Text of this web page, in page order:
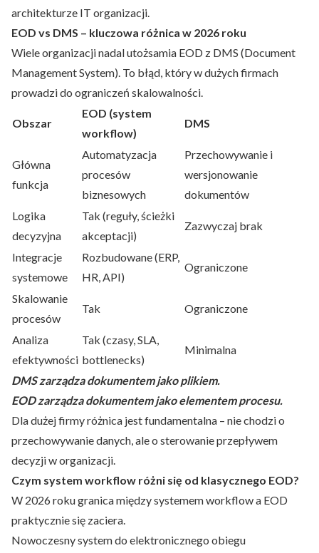
architekturze IT organizacji.
EOD vs DMS – kluczowa różnica w 2026 roku
Wiele organizacji nadal utożsamia EOD z DMS (Document
Management System). To błąd, który w dużych firmach
prowadzi do ograniczeń skalowalności.
Obszar
EOD (system
workflow)
DMS
Główna
funkcja
Automatyzacja
procesów
biznesowych
Przechowywanie i
wersjonowanie
dokumentów
Logika
decyzyjna
Tak (reguły, ścieżki
akceptacji)
Zazwyczaj brak
Integracje
systemowe
Rozbudowane (ERP,
HR, API)
Ograniczone
Skalowanie
procesów
Tak Ograniczone
Analiza
efektywności
Tak (czasy, SLA,
bottlenecks)
Minimalna
DMS zarządza dokumentem jako plikiem.
EOD zarządza dokumentem jako elementem procesu.
Dla dużej firmy różnica jest fundamentalna – nie chodzi o
przechowywanie danych, ale o sterowanie przepływem
decyzji w organizacji.
Czym system workflow różni się od klasycznego EOD?
W 2026 roku granica między systemem workflow a EOD
praktycznie się zaciera.
Nowoczesny system do elektronicznego obiegu